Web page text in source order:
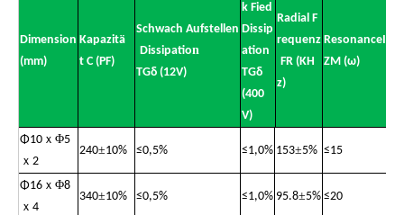
Dimension
(mm)
Kapazitä
t C (PF)
Schwach Aufstellen
Dissipation
TGδ (12V)
k Fied
Dissip
ation
TGδ
(400
V)
Radial F
requenz
FR (KH
z)
ZM (ω)
Φ10 ｘ Φ5
ｘ 2
240±10% ≤0,5% ≤1,0% 153±5% ≤15
Φ16 ｘ Φ8
ｘ 4
340±10% ≤0,5% ≤1,0% 95.8±5% ≤20